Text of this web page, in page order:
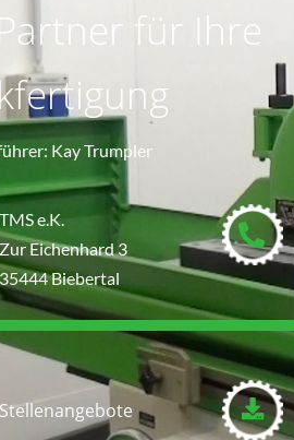
für Ihre
Kay Trumpler
TMS e.K.
Eichenhard 3
35444 Biebertal
Stellenangebote